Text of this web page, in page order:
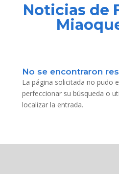
Noticias de
No se encontraron
La página solicitada no pudo
perfeccionar su búsqueda o
localizar la entrada.